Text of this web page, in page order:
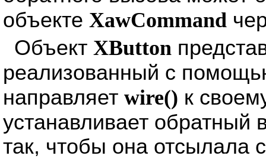
объекте XawCommand
Объект XButton
реализованный с
направляет wire() к
устанавливает обратный
так, чтобы она отсылала